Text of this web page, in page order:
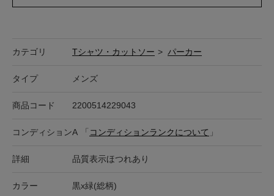
カテゴリ Tシャツ・カットソー > パーカー
タイプ メンズ
商品コード 2200514229043
コンディションA 「 コンディションランクについて 」
詳細 品質表示ほつれあり
カラー 黒x緑(総柄)